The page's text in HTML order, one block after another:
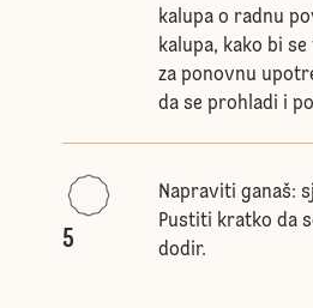
kalupa o radnu
kalupa, kako bi
za ponovnu
da se prohladi i
5
Napraviti ganaš:
Pustiti kratko da
dodir.